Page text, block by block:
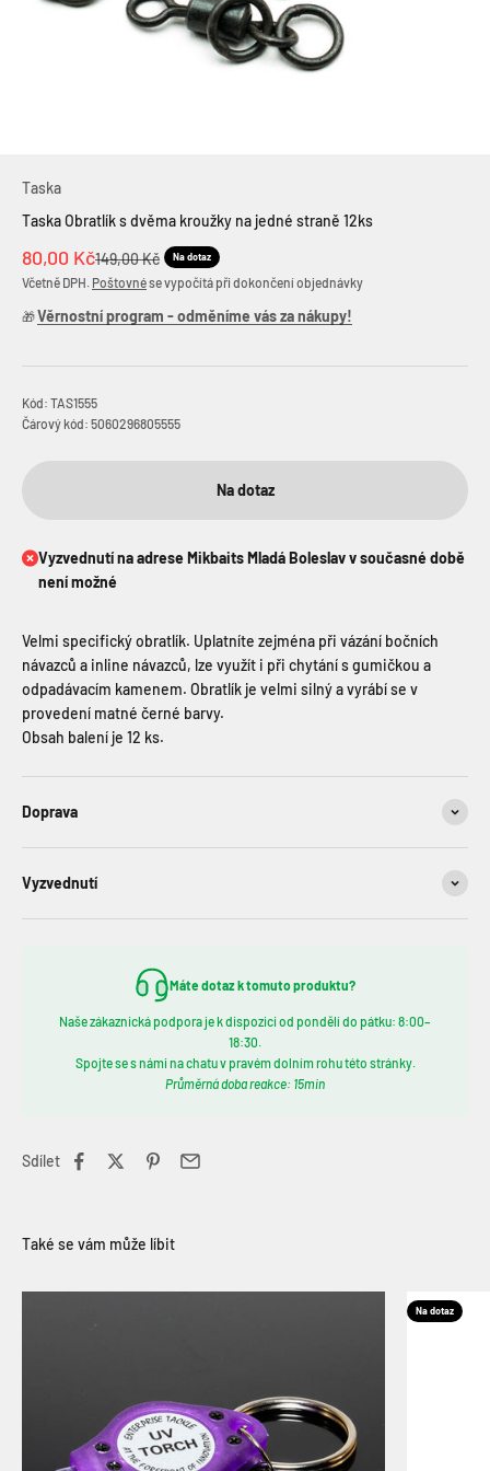
Taska
Taska Obratlík s dvěma kroužky na jedné straně 12ks
Prodejní cena
80,00 KčBěžná cena
149,00 Kč Na dotaz
Včetně DPH. Poštovnése vypočítá při dokončení objednávky
🎁Věrnostní program - odměníme vás za nákupy!
Kód: TAS1555
Čárový kód: 5060296805555
Na dotaz
Vyzvednutí na adrese Mikbaits Mladá Boleslav v současné době
není možné
Velmi specifický obratlík. Uplatníte zejména při vázání bočních
návazců a inline návazců, lze využít i při chytání s gumičkou a
odpadávacím kamenem. Obratlík je velmi silný a vyrábí se v
provedení matné černé barvy.
Obsah balení je 12 ks.
Doprava
Vyzvednutí
Máte dotaz k tomuto produktu?
Naše zákaznická podpora je k dispozici od pondělí do pátku: 8:00–
18:30.
Spojte se s námi na chatu v pravém dolním rohu této stránky.
Průměrná doba reakce: 15min
Sdílet
Na dotaz